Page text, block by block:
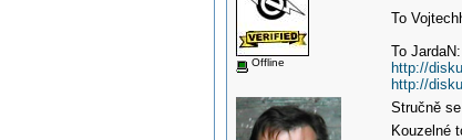
Offline
To
To
http://
http://
Stručně
Kouzelné